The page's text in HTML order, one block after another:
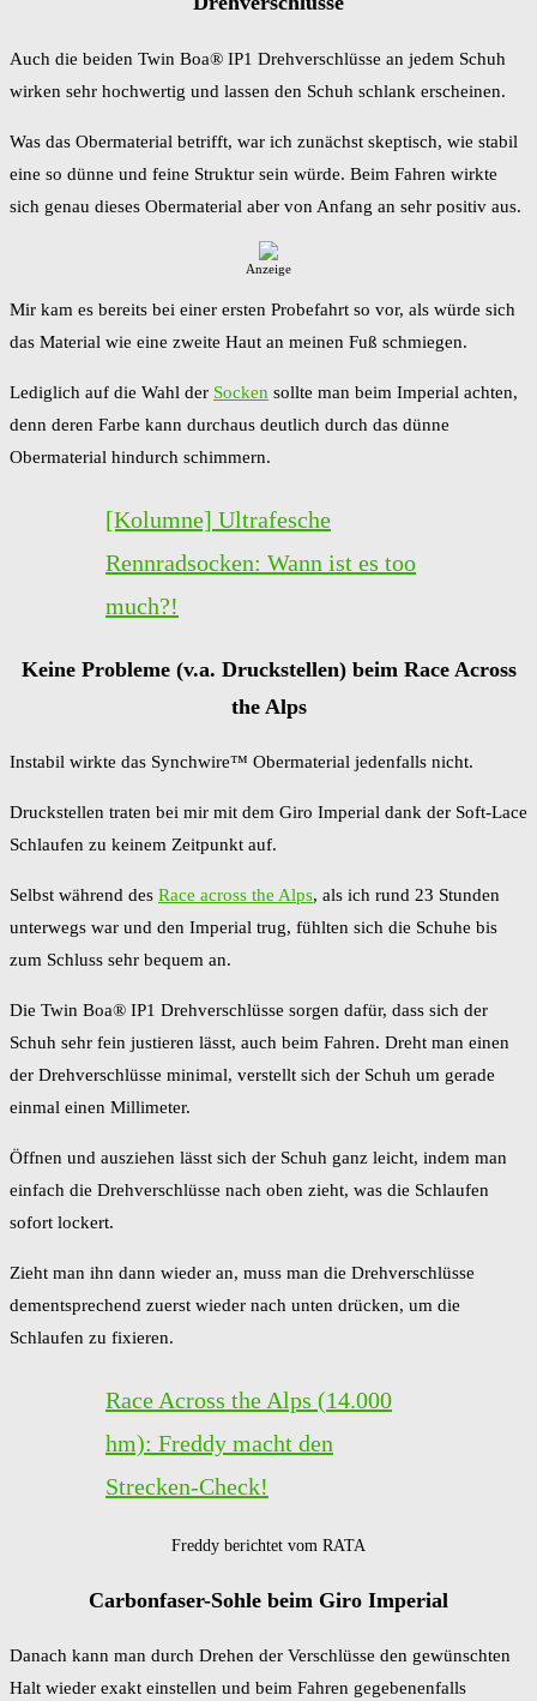
Auch die beiden Twin Boa® IP1 Drehverschlüsse an jedem Schuh
wirken sehr hochwertig und lassen den Schuh schlank erscheinen.
Was das Obermaterial betrifft, war ich zunächst skeptisch, wie stabil
eine so dünne und feine Struktur sein würde. Beim Fahren wirkte
sich genau dieses Obermaterial aber von Anfang an sehr positiv aus.
Anzeige
Mir kam es bereits bei einer ersten Probefahrt so vor, als würde sich
das Material wie eine zweite Haut an meinen Fuß schmiegen.
Lediglich auf die Wahl der Socken sollte man beim Imperial achten,
denn deren Farbe kann durchaus deutlich durch das dünne
Obermaterial hindurch schimmern.
[Kolumne] Ultrafesche
Rennradsocken: Wann ist es too
much?!
Keine Probleme (v.a. Druckstellen) beim Race Across
the Alps
Instabil wirkte das Synchwire™ Obermaterial jedenfalls nicht.
Druckstellen traten bei mir mit dem Giro Imperial dank der Soft-Lace
Schlaufen zu keinem Zeitpunkt auf.
Selbst während des Race across the Alps, als ich rund 23 Stunden
unterwegs war und den Imperial trug, fühlten sich die Schuhe bis
zum Schluss sehr bequem an.
Die Twin Boa® IP1 Drehverschlüsse sorgen dafür, dass sich der
Schuh sehr fein justieren lässt, auch beim Fahren. Dreht man einen
der Drehverschlüsse minimal, verstellt sich der Schuh um gerade
einmal einen Millimeter.
Öffnen und ausziehen lässt sich der Schuh ganz leicht, indem man
einfach die Drehverschlüsse nach oben zieht, was die Schlaufen
sofort lockert.
Zieht man ihn dann wieder an, muss man die Drehverschlüsse
dementsprechend zuerst wieder nach unten drücken, um die
Schlaufen zu fixieren.
Race Across the Alps (14.000
hm): Freddy macht den
Strecken-Check!
Freddy berichtet vom RATA
Carbonfaser-Sohle beim Giro Imperial
Danach kann man durch Drehen der Verschlüsse den gewünschten
Halt wieder exakt einstellen und beim Fahren gegebenenfalls